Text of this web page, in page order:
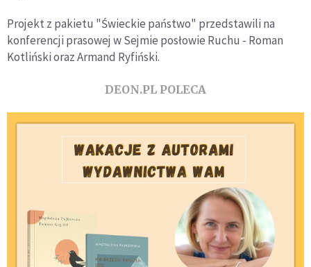
Projekt z pakietu "Świeckie państwo" przedstawili na
konferencji prasowej w Sejmie posłowie Ruchu - Roman
Kotliński oraz Armand Ryfiński.
DEON.PL POLECA